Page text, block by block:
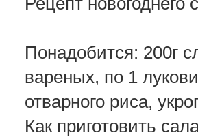
Понадобится: 200г
вареных, по 1
отварного риса,
Как приготовить